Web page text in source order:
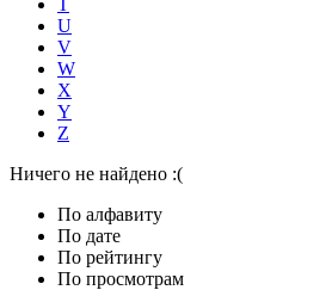
T
U
V
W
X
Y
Z
Ничего не найдено :(
По алфавиту
По дате
По рейтингу
По просмотрам